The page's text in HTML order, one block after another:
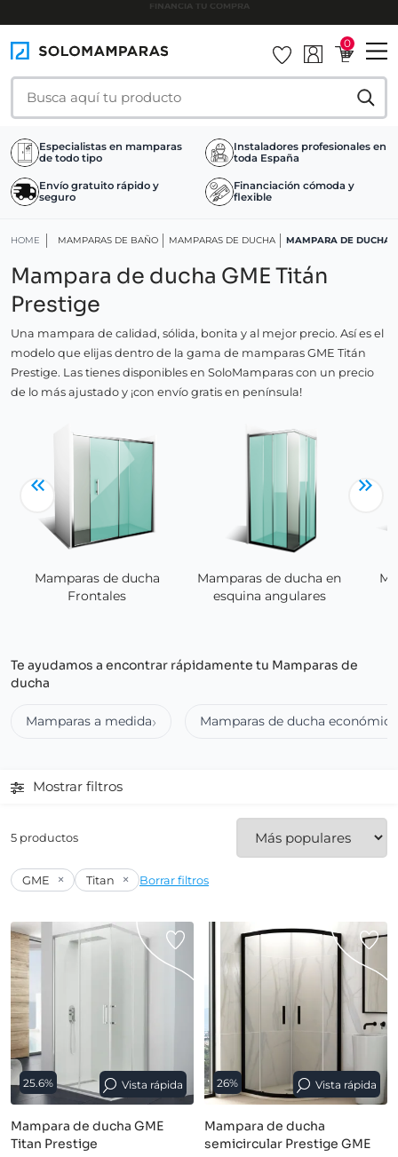
INSTALAMOS TU MAMPARA
0
Especialistas en mamparas
de todo tipo
Instaladores profesionales en
toda España
Envío gratuito rápido y
seguro
Financiación cómoda y
flexible
HOME MAMPARAS DE BAÑO MAMPARAS DE DUCHA MAMPARA DE DUCHA
Mampara de ducha GME Titán
Prestige
Una mampara de calidad, sólida, bonita y al mejor precio. Así es el
modelo que elijas dentro de la gama de mamparas GME Titán
Prestige. Las tienes disponibles en SoloMamparas con un precio
de lo más ajustado y ¡con envío gratis en península!
Mamparas de ducha
Frontales
Mamparas de ducha en
esquina angulares
Te ayudamos a encontrar rápidamente tu Mamparas de
ducha
Mamparas a medida Mamparas de ducha
Mostrar filtros
5 productos
GME × Titan × Borrar filtros
25.6% Vista rápida
Mampara de ducha GME
Titan Prestige
26% Vista rápida
Mampara de ducha
semicircular Prestige GME